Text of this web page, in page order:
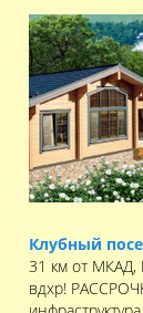
Клубный
31 км от МКАД,
вдхр!